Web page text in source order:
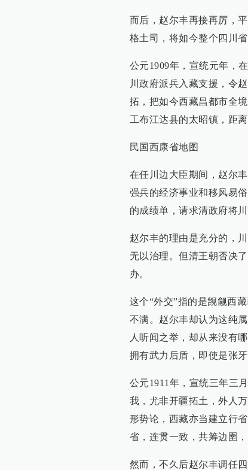
而后，赵尔丰再接再厉，
格土司，将如今整个四川
公元1909年，宣统元年，
川政府派兵入藏支援，令
拓，把如今西藏昌都市全
工布江达县的太昭镇，距
民国西康省地图
在任川边大臣期间，赵尔
强兵的经济事业和移风易
的成绩单，请求清政府将川
赵尔丰的理由是充分的，
无以治理。但清王朝否决
办。
这个“外交”指的是觊觎西
不满。赵尔丰却认为这纯
人听闻之举，却从来没有
拥有武力后盾，即使是张
公元1911年，宣统三年三
我，尤非开疆拓土，外人
形势论，西藏亦当建立行
省，连贯一致，共筹边圉
然而，不久后赵尔丰调任